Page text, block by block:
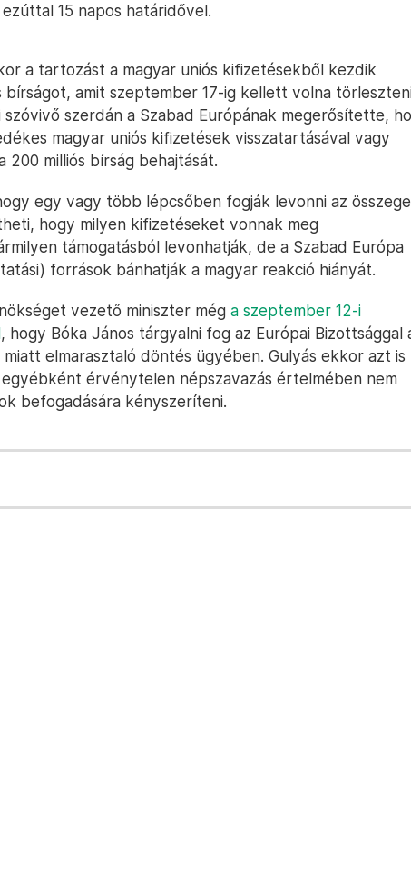
15 napos határidővel.
a tartozást a magyar uniós kifizetésekből kezdik
bírságot, amit szeptember 17-ig kellett volna
szerdán a Szabad Európának megerősítette,
magyar uniós kifizetések visszatartásával vagy
milliós bírság behajtását.
egy vagy több lépcsőben fogják levonni az
hogy milyen kifizetéseket vonnak meg
támogatásból levonhatják, de a Szabad Európa
források bánhatják a magyar reakció hiányát.
vezető miniszter még a szeptember 12-i
, hogy Bóka János tárgyalni fog az Európai Bizottsággal
elmarasztaló döntés ügyében. Gulyás ekkor azt is
érvénytelen népszavazás értelmében nem
befogadására kényszeríteni.